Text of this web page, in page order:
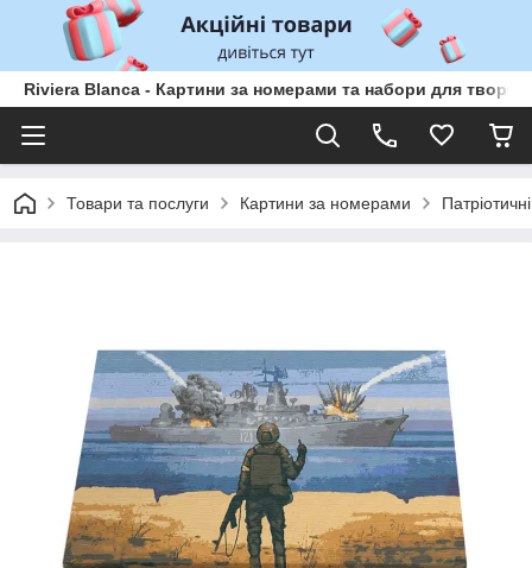
Riviera Blanca - Картини за номерами та набори для
Товари та послуги Картини за номерами Патріотичні